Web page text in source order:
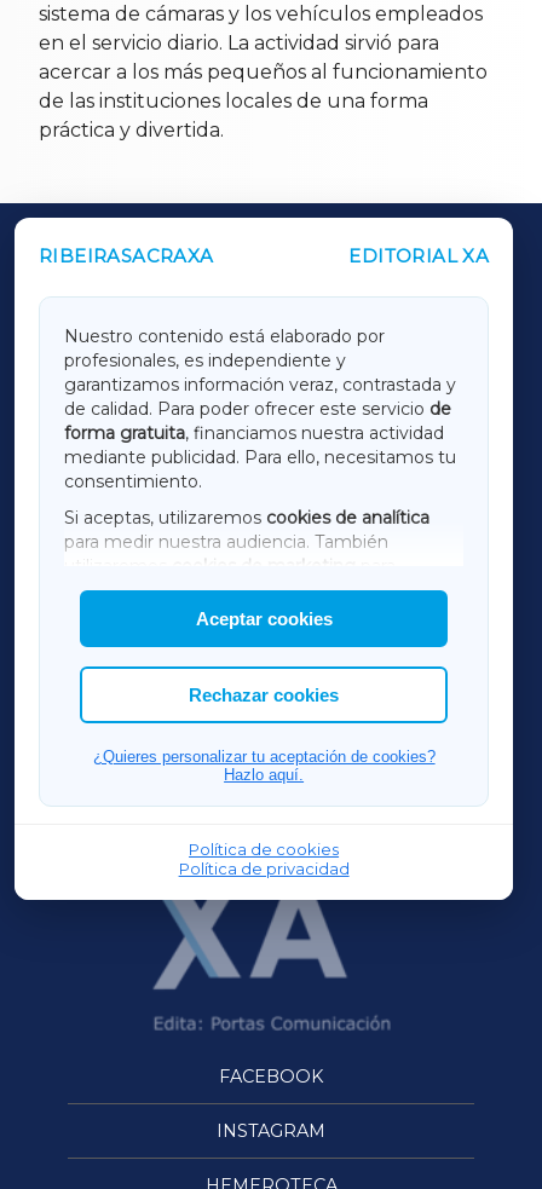
sistema de cámaras y los vehículos empleados
en el servicio diario. La actividad sirvió para
acercar a los más pequeños al funcionamiento
de las instituciones locales de una forma
práctica y divertida.
RIBEIRASACRAXA EDITORIAL XA
Nuestro contenido está elaborado por
profesionales, es independiente y
garantizamos información veraz, contrastada y
de calidad. Para poder ofrecer este servicio de
forma gratuita, financiamos nuestra actividad
mediante publicidad. Para ello, necesitamos tu
consentimiento.
Si aceptas, utilizaremos cookies de analítica
para medir nuestra audiencia. También
utilizaremos
cookies de marketing
mostrar publicidad de terceros.
Asimismo, puedes personalizar la elección de
las cookies que deseas permitir.
Aceptar cookies
Rechazar cookies
¿Quieres personalizar tu aceptación de cookies?
Hazlo aquí.
Política de cookies
Política de privacidad
OUTROS PERIÓDICOS
LUGOXA
TERRACHAXA
AMARIÑAXA
RIBEIRASACRAXA
ACORUÑAXA
FERROLXA
OURENSEXA
FACEBOOK
INSTAGRAM